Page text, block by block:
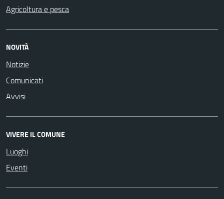
Agricoltura e pesca
NOVITÀ
Notizie
Comunicati
Avvisi
VIVERE IL COMUNE
Luoghi
Eventi